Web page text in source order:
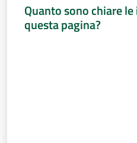
Quanto sono chiare
questa pagina?